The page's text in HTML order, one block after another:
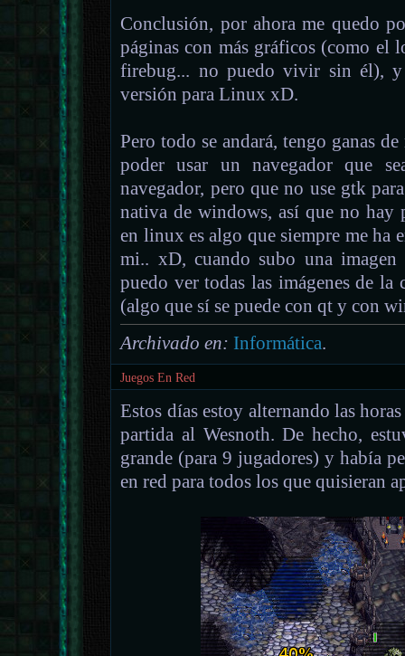
Conclusión, por ahora me quedo
páginas con más gráficos (como el
firebug... no puedo vivir sin él),
versión para Linux xD.
Pero todo se andará, tengo ganas
poder usar un navegador que
navegador, pero que no use gtk
nativa de windows, así que no hay
en linux es algo que siempre me ha
mi.. xD, cuando subo una
puedo ver todas las imágenes de la
(algo que sí se puede con qt y con
Archivado en: Informática.
Juegos En Red
Estos días estoy alternando las
partida al Wesnoth. De hecho,
grande (para 9 jugadores) y había
en red para todos los que quisieran